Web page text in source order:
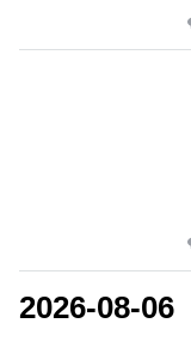
2026-08-06